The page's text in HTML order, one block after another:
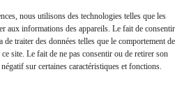
nous utilisons des technologies telles que les
aux informations des appareils. Le fait de consentir
de traiter des données telles que le comportement de
site. Le fait de ne pas consentir ou de retirer son
sur certaines caractéristiques et fonctions.